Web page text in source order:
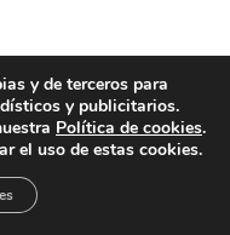
y de terceros para
y publicitarios.
Política de cookies.
el uso de estas cookies.